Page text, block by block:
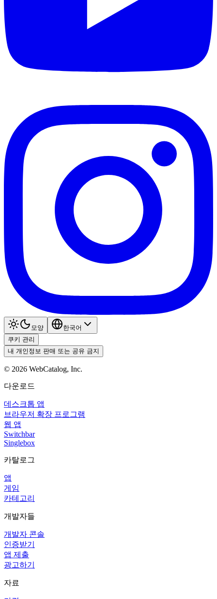
모양
한국어
쿠키 관리
내 개인정보 판매 또는 공유 금지
© 2026 WebCatalog, Inc.
다운로드
데스크톱 앱
브라우저 확장 프로그램
웹 앱
Switchbar
Singlebox
카탈로그
앱
게임
카테고리
개발자들
개발자 콘솔
인증받기
앱 제출
광고하기
자료